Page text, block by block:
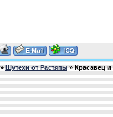
Шутехи от Растяпы»Красавец